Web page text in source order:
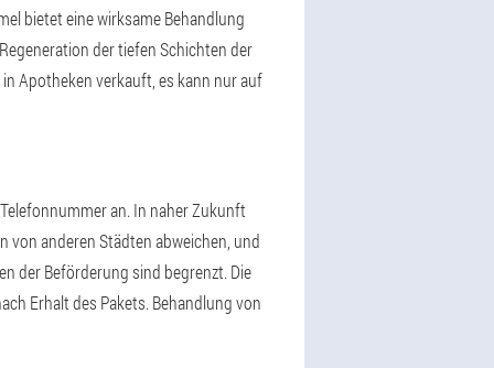
bietet eine wirksame Behandlung
der tiefen Schichten der
Apotheken verkauft, es kann nur auf
an. In naher Zukunft
von anderen Städten abweichen, und
der Beförderung sind begrenzt. Die
Erhalt des Pakets. Behandlung von